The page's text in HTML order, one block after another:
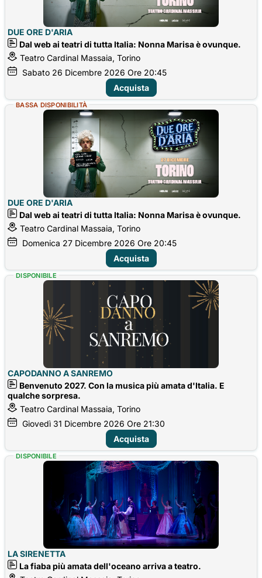
DUE ORE D'ARIA
Dal web ai teatri di tutta Italia: Nonna Marisa è ovunque.
Teatro Cardinal Massaia, Torino
Sabato 26 Dicembre 2026 Ore 20:45
Acquista
DUE ORE D'ARIA
Dal web ai teatri di tutta Italia: Nonna Marisa è ovunque.
Teatro Cardinal Massaia, Torino
Domenica 27 Dicembre 2026 Ore 20:45
BASSA DISPONIBILITÀ
Acquista
CAPODANNO A SANREMO
Benvenuto 2027. Con la musica più amata d'Italia. E
qualche sorpresa.
Teatro Cardinal Massaia, Torino
Giovedì 31 Dicembre 2026 Ore 21:30
DISPONIBILE
Acquista
LA SIRENETTA
La fiaba più amata dell'oceano arriva a teatro.
DISPONIBILE